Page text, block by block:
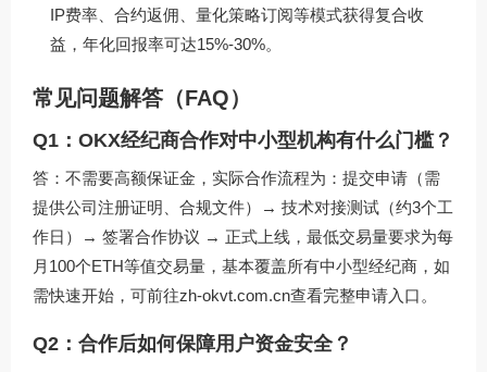
IP费率、合约返佣、量化策略订阅等模式获得复合收
益，年化回报率可达15%-30%。
常见问题解答（FAQ）
Q1：OKX经纪商合作对中小型机构有什么门槛？
答：不需要高额保证金，实际合作流程为：提交申请（需
提供公司注册证明、合规文件）→ 技术对接测试（约3个工
作日）→ 签署合作协议 → 正式上线，最低交易量要求为每
月100个ETH等值交易量，基本覆盖所有中小型经纪商，如
需快速开始，可前往zh-okvt.com.cn查看完整申请入口。
Q2：合作后如何保障用户资金安全？